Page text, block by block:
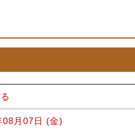
08月07日 (金)